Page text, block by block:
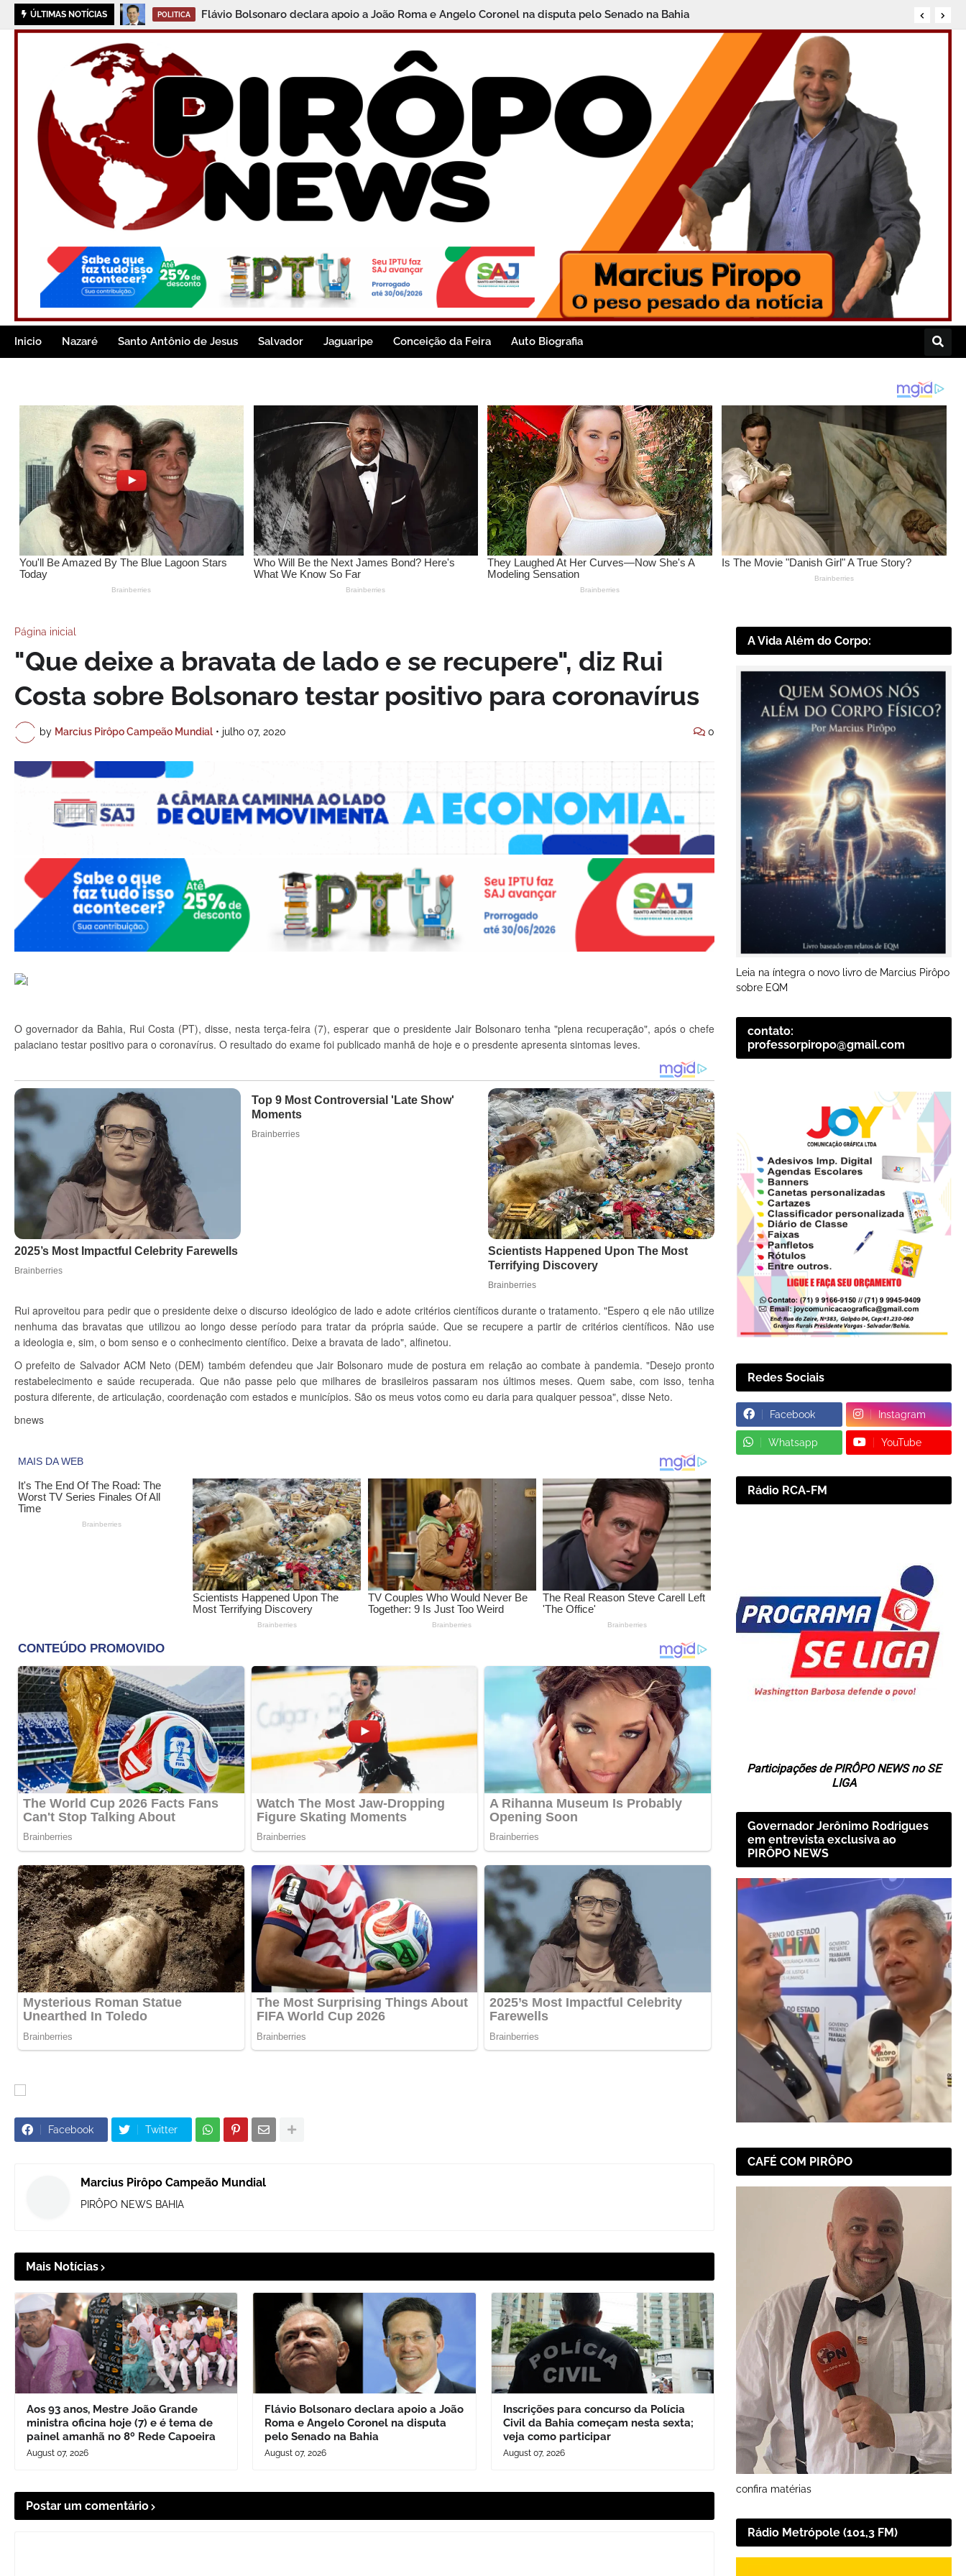
ÚLTIMAS NOTÍCIAS POLITICA Flávio Bolsonaro declara apoio a João Roma e Angelo Coronel na disputa pelo Senado na Bahia
Inicio Nazaré Santo Antônio de Jesus Salvador Jaguaripe Conceição da Feira Auto Biografia
Página inicial
"Que deixe a bravata de lado e se recupere", diz Rui
Costa sobre Bolsonaro testar positivo para coronavírus
by Marcius Pirôpo Campeão Mundial • julho 07, 2020 0
O governador da Bahia, Rui Costa (PT), disse, nesta terça-feira (7), esperar que o presidente Jair Bolsonaro tenha "plena recuperação", após o chefe
palaciano testar positivo para o coronavírus. O resultado do exame foi publicado manhã de hoje e o presdente apresenta sintomas leves.
Rui aproveitou para pedir que o presidente deixe o discurso ideológico de lado e adote critérios científicos durante o tratamento. "Espero q ele não utilize
nenhuma das bravatas que utilizou ao longo desse período para tratar da própria saúde. Que se recupere a partir de critérios científicos. Não use
a ideologia e, sim, o bom senso e o conhecimento científico. Deixe a bravata de lado", alfinetou.
O prefeito de Salvador ACM Neto (DEM) também defendeu que Jair Bolsonaro mude de postura em relação ao combate à pandemia. "Desejo pronto
restabelecimento e saúde recuperada. Que não passe pelo que milhares de brasileiros passaram nos últimos meses. Quem sabe, com isso, tenha
postura diferente, de articulação, coordenação com estados e municípios. São os meus votos como eu daria para qualquer pessoa", disse Neto.
bnews
Facebook Twitter
Marcius Pirôpo Campeão Mundial
PIRÔPO NEWS BAHIA
Mais Notícias
Aos 93 anos, Mestre João Grande
ministra oficina hoje (7) e é tema de
painel amanhã no 8º Rede Capoeira
August 07, 2026
Flávio Bolsonaro declara apoio a João
Roma e Angelo Coronel na disputa
pelo Senado na Bahia
August 07, 2026
Inscrições para concurso da Polícia
Civil da Bahia começam nesta sexta;
veja como participar
August 07, 2026
Postar um comentário
A Vida Além do Corpo:
Leia na íntegra o novo livro de Marcius Pirôpo
sobre EQM
contato:
professorpiropo@gmail.com
Redes Sociais
Facebook Instagram
Whatsapp YouTube
Rádio RCA-FM
Participações de PIRÔPO NEWS no SE
LIGA
Governador Jerônimo Rodrigues
em entrevista exclusiva ao
PIRÔPO NEWS
CAFÉ COM PIRÔPO
confira matérias
Rádio Metrópole (101,3 FM)